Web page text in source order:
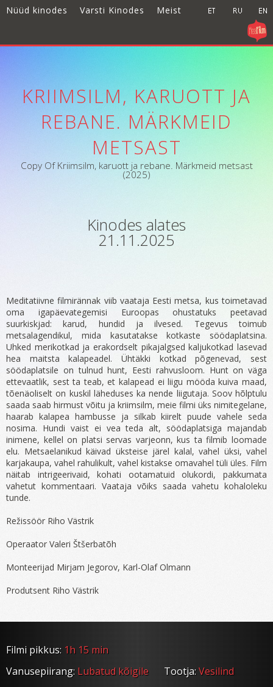
Nüüd kinodes Varsti Kinodes Meist
KRIIMSILM, KARUOTT JA
REBANE. MÄRKMEID
METSAST
Copy Of Kriimsilm, karuott ja rebane. Märkmeid metsast
(2025)
Kinodes alates
21.11.2025
Meditatiivne filmirännak viib vaataja Eesti metsa, kus toimetavad
oma igapäevategemisi Euroopas ohustatuks peetavad
suurkiskjad: karud, hundid ja ilvesed. Tegevus toimub
metsalagendikul, mida kasutatakse kotkaste söödaplatsina.
Uhked merikotkad ja erakordselt pikajalgsed kaljukotkad lasevad
hea maitsta kalapeadel. Ühtäkki kotkad põgenevad, sest
söödaplatsile on tulnud hunt, Eesti rahvusloom. Hunt on väga
ettevaatlik, sest ta teab, et kalapead ei liigu mööda kuiva maad,
tõenäoliselt on kuskil läheduses ka nende liigutaja. Soov hõlptulu
saada saab hirmust võitu ja kriimsilm, meie filmi üks nimitegelane,
haarab kalapea hambusse ja silkab kiirelt puude vahele seda
nosima. Hundi vaist ei vea teda alt, söödaplatsiga majandab
inimene, kellel on platsi servas varjeonn, kus ta filmib loomade
elu. Metsaelanikud käivad üksteise järel kalal, vahel üksi, vahel
karjakaupa, vahel rahulikult, vahel kistakse omavahel tüli üles. Film
näitab intrigeerivaid, kohati ootamatuid olukordi, pakkumata
vahetut kommentaari. Vaataja võiks saada vahetu kohaloleku
tunde.
Režissöör Riho Västrik
Operaator Valeri Štšerbatõh
Monteerijad Mirjam Jegorov, Karl-Olaf Olmann
Produtsent Riho Västrik
Filmi pikkus: 1h 15 min
Vanusepiirang: Lubatud kõigile Tootja:Vesilind